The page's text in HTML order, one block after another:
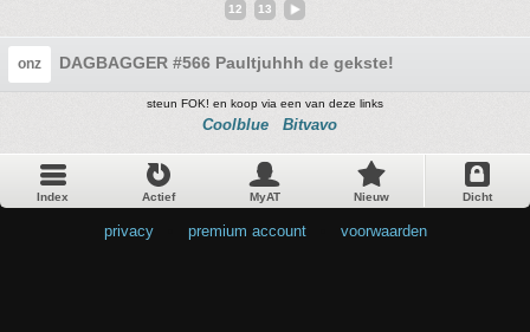
12 13
onz DAGBAGGER #566 Paultjuhhh de gekste!
steun FOK! en koop via een van deze links
Coolblue Bitvavo
Index Actief MyAT Nieuw Dicht
privacy premium account voorwaarden